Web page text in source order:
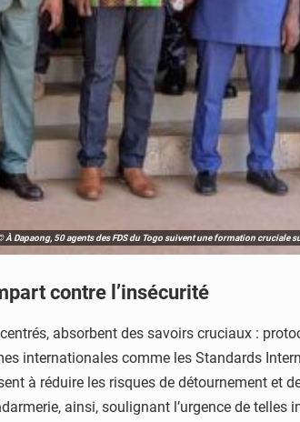
À Dapaong, 50 agents des FDS du Togo suivent une formation cruciale
contre l’insécurité
absorbent des savoirs cruciaux :
internationales comme les Standards
à réduire les risques de détournement et
ainsi, soulignant l’urgence de telles